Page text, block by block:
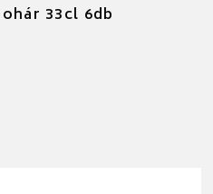
33cl 6db